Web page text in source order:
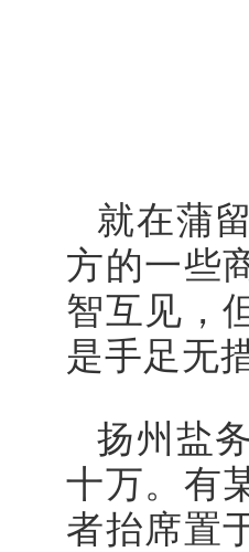
就在蒲
方的一些
智互见，
是手足无
扬州盐
十万。有
者抬席置